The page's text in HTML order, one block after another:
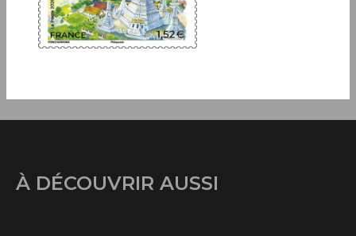
création et gravure Louis Genty d'après © DEEPOL by plainpicture
À DÉCOUVRIR AUSSI